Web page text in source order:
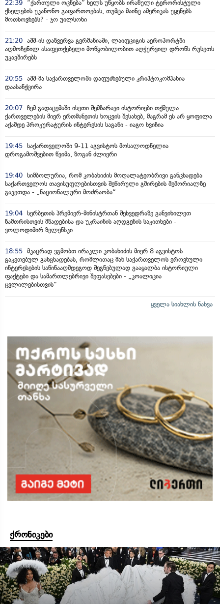
22:39
“ქართული ოცნება” ხელს უწყობს ირანული ტერორისტული
ქსელების უკანონო გაფართოებას, თუმცა მაინც ამერიკას უყენებს
მოთხოვნებს? - ჯო უილსონი
21:20 აშშ-ის დაზვერვა გერმანიაში, ლაიფციგის აეროპორტში
აღმოჩენილ ასაფეთქებელი მოწყობილობით აღჭურვილ დრონს რუსეთს
უკავშირებს
20:55 აშშ-მა საქართველოში დაფუძნებული კრიპტოკომპანია
დაასანქცირა
20:07 ჩემ გადაცემაში ისეთი შემზარავი ისტორიები თქმულა
ქართველების მიერ ერთმანეთის ხოცვის შესახებ, მაგრამ ეს არ ყოფილა
აქამდე პროკურატურის ინტერესის საგანი - იაგო ხვიჩია
19:45 საქართველოში 9-11 აგვისტოს მოსალოდნელია
დროგამოშვებით წვიმა, ზოგან ძლიერი
19:40 სიმბოლურია, რომ კობახიძის მოღალატეობრივი განცხადება
საქართველოს თავისუფლებისთვის შეწირული გმირების მემორიალზე
გაკეთდა - „ნაციონალური მოძრაობა“
19:04 სერბეთის პრემიერ-მინისტრთან შეხვედრაზე განვიხილეთ
ზამთრისთვის მზადებისა და უკრაინის აღდგენის საკითხები -
ვოლოდიმირ ზელენსკი
18:55 მკაცრად ვგმობთ ირაკლი კობახიძის მიერ 8 აგვისტოს
გაკეთებულ განცხადებას, რომლითაც მან საქართველოს ეროვნული
ინტერესების საწინააღმდეგოდ შეგნებულად გააყალბა ისტორიული
ფაქტები და სამართლებრივი შეფასებები - „კოალიცია
ცვლილებისთვის“
ყველა სიახლის ნახვა
ქრონიკები